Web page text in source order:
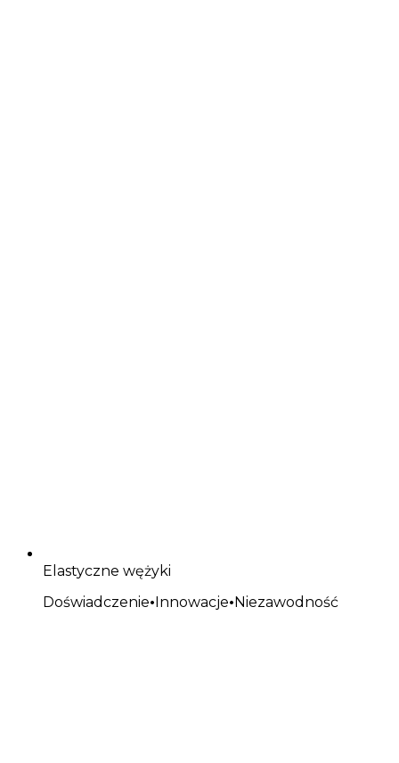
Elastyczne wężyki
Doświadczenie•Innowacje•Niezawodność